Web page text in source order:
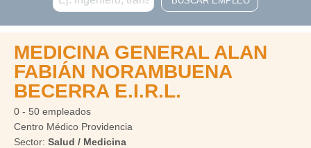
MEDICINA GENERAL ALAN
FABIÁN NORAMBUENA
BECERRA E.I.R.L.
0 - 50 empleados
Centro Médico Providencia
Sector: Salud / Medicina